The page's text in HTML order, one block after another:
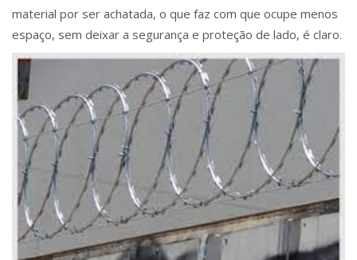
material por ser achatada, o que faz com que ocupe menos
espaço, sem deixar a segurança e proteção de lado, é claro.